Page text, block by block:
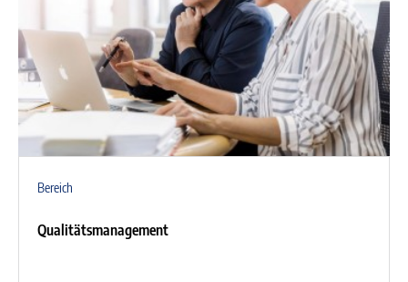
Bereich
Qualitätsmanagement